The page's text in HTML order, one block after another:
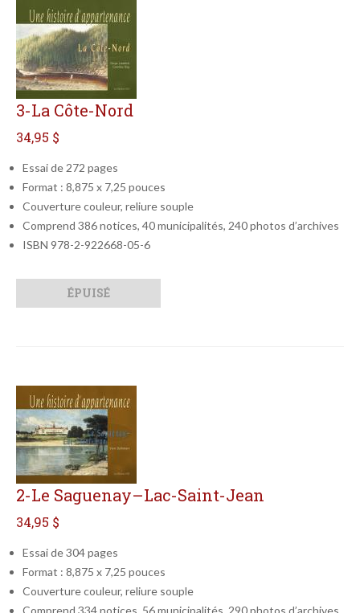
3-La Côte-Nord
34,95 $
Essai de 272 pages
Format : 8,875 x 7,25 pouces
Couverture couleur, reliure souple
Comprend 386 notices, 40 municipalités, 240 photos d’archives
ISBN 978-2-922668-05-6
ÉPUISÉ
2-Le Saguenay–Lac-Saint-Jean
34,95 $
Essai de 304 pages
Format : 8,875 x 7,25 pouces
Couverture couleur, reliure souple
Comprend 334 notices, 56 municipalités, 290 photos d’archives